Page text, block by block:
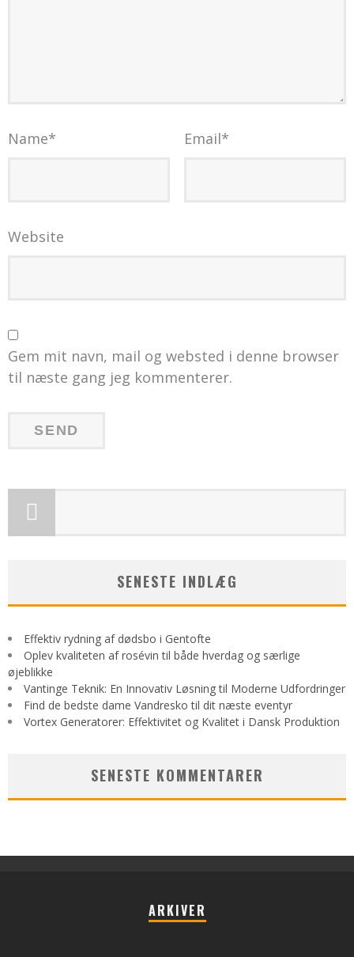
Name* Email*
Website
Gem mit navn, mail og websted i denne browser
til næste gang jeg kommenterer.
SENESTE INDLÆG
Effektiv rydning af dødsbo i Gentofte
Oplev kvaliteten af rosévin til både hverdag og særlige
øjeblikke
Vantinge Teknik: En Innovativ Løsning til Moderne Udfordringer
Find de bedste dame Vandresko til dit næste eventyr
Vortex Generatorer: Effektivitet og Kvalitet i Dansk Produktion
SENESTE KOMMENTARER
ARKIVER